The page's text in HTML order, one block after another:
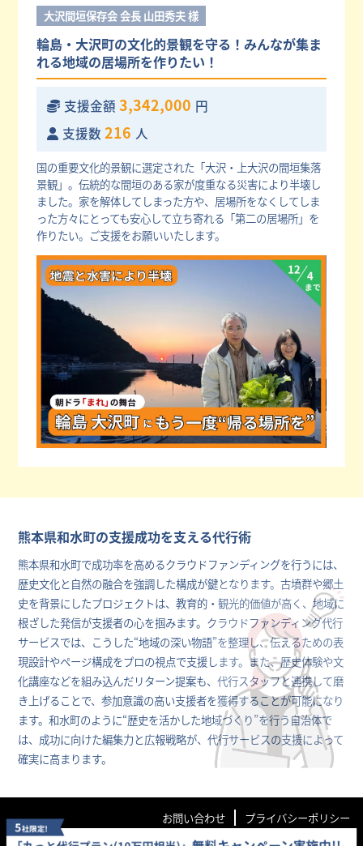
大沢間垣保存会 会長 山田秀夫 様
輪島・大沢町の文化的景観を守る！みんなが集ま
れる地域の居場所を作りたい！
支援金額 3,342,000 円
支援数 216 人
国の重要文化的景観に選定された「大沢・上大沢の間垣集落
景観」。伝統的な間垣のある家が度重なる災害により半壊し
ました。家を解体してしまった方や、居場所をなくしてしま
った方々にとっても安心して立ち寄れる「第二の居場所」を
作りたい。ご支援をお願いいたします。
熊本県和水町の支援成功を支える代行術
熊本県和水町で成功率を高めるクラウドファンディングを行うには、
歴史文化と自然の融合を強調した構成が鍵となります。古墳群や郷土
史を背景にしたプロジェクトは、教育的・観光的価値が高く、地域に
根ざした発信が支援者の心を掴みます。クラウドファンディング代行
サービスでは、こうした“地域の深い物語”を整理し、伝えるための表
現設計やページ構成をプロの視点で支援します。また、歴史体験や文
化講座などを組み込んだリターン提案も、代行スタッフと連携して磨
き上げることで、参加意識の高い支援者を獲得することが可能になり
ます。和水町のように“歴史を活かした地域づくり”を行う自治体で
は、成功に向けた編集力と広報戦略が、代行サービスの支援によって
確実に高まります。
お問い合わせ プライバシーポリシー